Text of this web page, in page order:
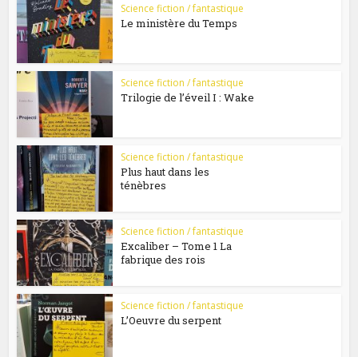
Science fiction / fantastique
Le ministère du Temps
Science fiction / fantastique
Trilogie de l’éveil I : Wake
Science fiction / fantastique
Plus haut dans les
ténèbres
Science fiction / fantastique
Excaliber – Tome 1 La
fabrique des rois
Science fiction / fantastique
L’Oeuvre du serpent